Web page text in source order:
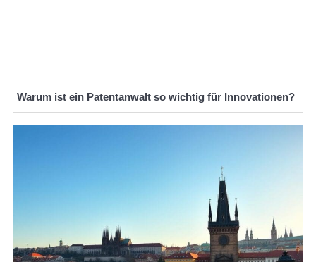
Warum ist ein Patentanwalt so wichtig für Innovationen?